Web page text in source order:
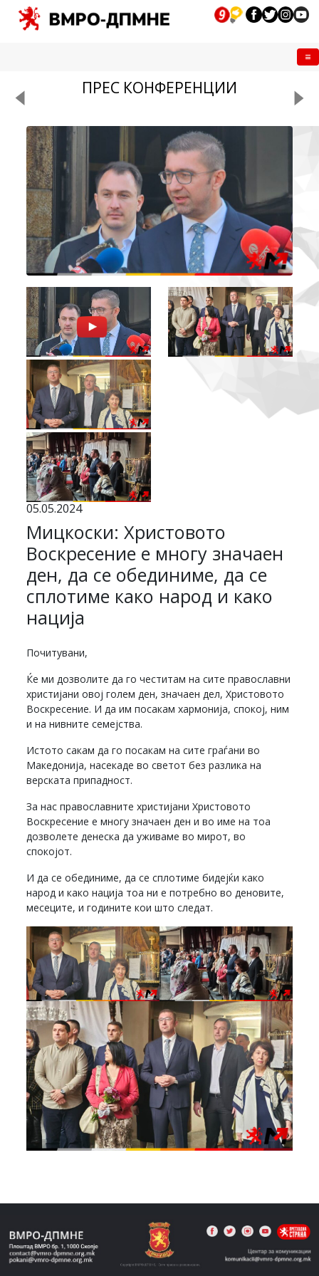
ПРЕС КОНФЕРЕНЦИИ
05.05.2024
Мицкоски: Христовото
Воскресение е многу значаен
ден, да се обединиме, да се
сплотиме како народ и како
нација
Почитувани,
Ќе ми дозволите да го честитам на сите православни
христијани овој голем ден, значаен дел, Христовото
Воскресение. И да им посакам хармонија, спокој, ним
и на нивните семејства.
Истото сакам да го посакам на сите граѓани во
Македонија, насекаде во светот без разлика на
верската припадност.
За нас православните христијани Христовото
Воскресение е многу значаен ден и во име на тоа
дозволете денеска да уживаме во мирот, во
спокојот.
И да се обединиме, да се сплотиме бидејќи како
народ и како нација тоа ни е потребно во деновите,
месеците, и годините кои што следат.